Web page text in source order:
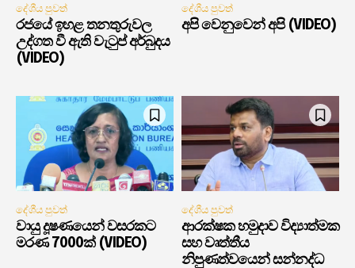
දේශීය පුවත්
රජයේ ඉහළ තනතුරුවල
උද්ගත වී ඇති වැටුප් අර්බුදය
(VIDEO)
දේශීය පුවත්
අපි වෙනුවෙන් අපි (VIDEO)
දේශීය පුවත්
වායු දූෂණයෙන් වසරකට
මරණ 7000ක් (VIDEO)
දේශීය පුවත්
ආරක්ෂක හමුදාව විද්‍යාත්මක
සහ වෘත්තීය
නිපුණත්වයෙන් සන්නද්ධ